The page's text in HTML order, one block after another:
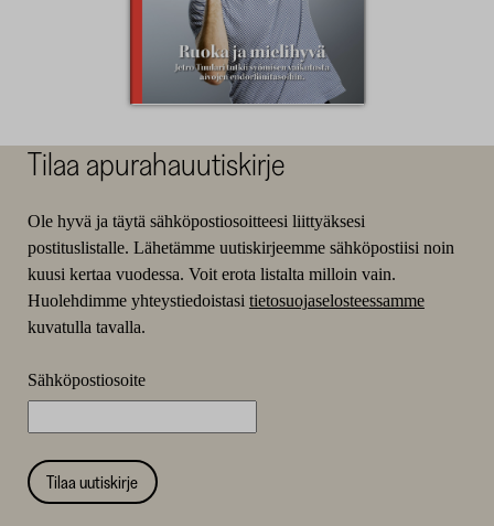
Tilaa apurahauutiskirje
Ole hyvä ja täytä sähköpostiosoitteesi liittyäksesi
postituslistalle. Lähetämme uutiskirjeemme sähköpostiisi noin
kuusi kertaa vuodessa. Voit erota listalta milloin vain.
Huolehdimme yhteystiedoistasi tietosuojaselosteessamme
kuvatulla tavalla.
Sähköpostiosoite
Tilaa uutiskirje